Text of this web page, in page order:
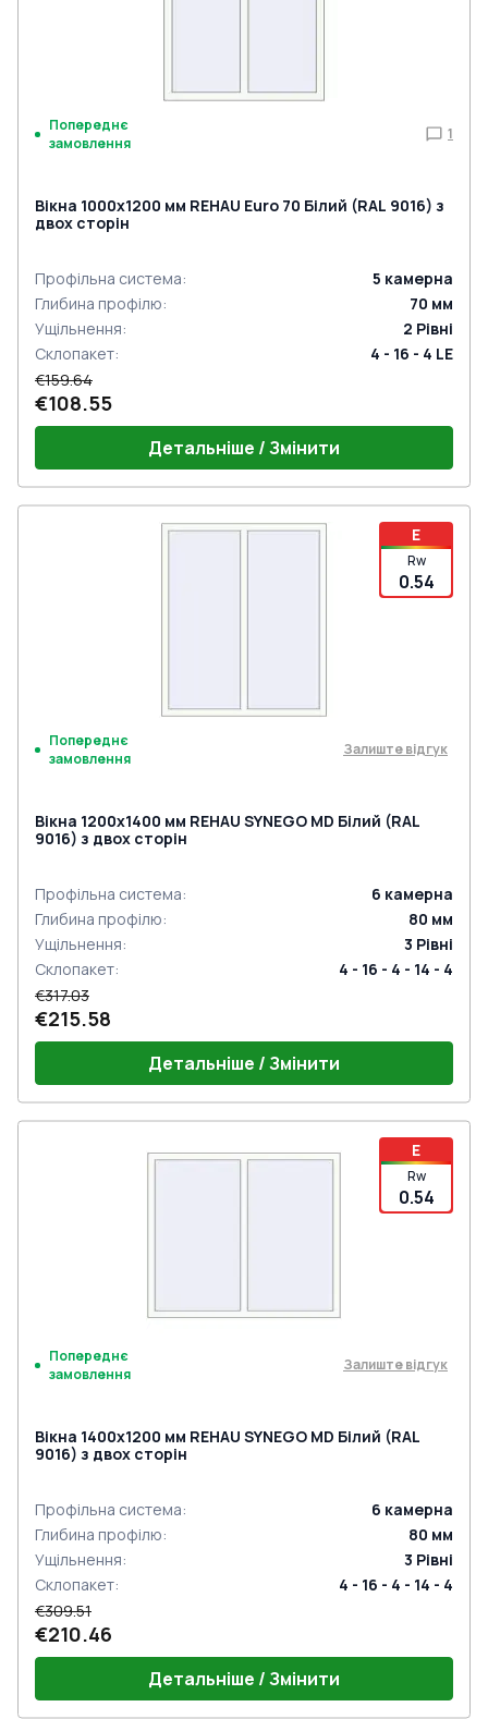
Попереднє
замовлення
1
Вікна 1000x1200 мм REHAU Euro 70 Білий (RAL 9016) з
двох сторін
Профільна система: 5 камерна
Глибина профілю: 70 мм
Ущільнення: 2 Рівні
Склопакет:
4 - 16 - 4 LE
€159.64
€108.55
Детальніше / Змінити
E
Rw
0.54
Попереднє
замовлення
Залиште відгук
Вікна 1200x1400 мм REHAU SYNEGO MD Білий (RAL
9016) з двох сторін
Профільна система: 6 камерна
Глибина профілю: 80 мм
Ущільнення: 3 Рівні
Склопакет:
4 - 16 - 4 - 14 - 4
€317.03
€215.58
Детальніше / Змінити
E
Rw
0.54
Попереднє
замовлення
Залиште відгук
Вікна 1400x1200 мм REHAU SYNEGO MD Білий (RAL
9016) з двох сторін
Профільна система: 6 камерна
Глибина профілю: 80 мм
Ущільнення: 3 Рівні
Склопакет:
4 - 16 - 4 - 14 - 4
€309.51
€210.46
Детальніше / Змінити